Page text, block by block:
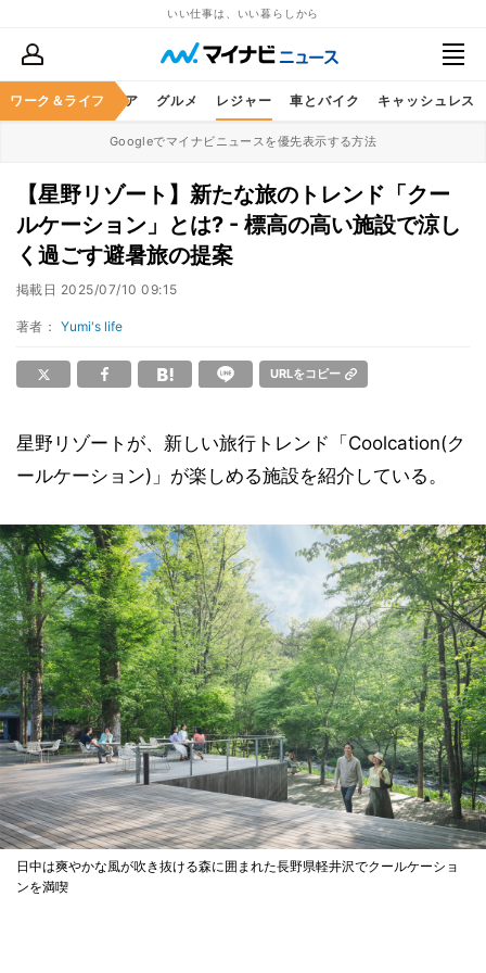
いい仕事は、いい暮らしから
ワーク＆ライフ
暮らし ヘルスケア グルメ レジャー 車とバイク キャッシュレス
Googleでマイナビニュースを優先表示する方法
【星野リゾート】新たな旅のトレンド「クー
ルケーション」とは? - 標高の高い施設で涼し
く過ごす避暑旅の提案
掲載日 2025/07/10 09:15
著者： Yumi's life
URLをコピー
星野リゾートが、新しい旅行トレンド「Coolcation(ク
ールケーション)」が楽しめる施設を紹介している。
日中は爽やかな風が吹き抜ける森に囲まれた長野県軽井沢でクールケーショ
ンを満喫